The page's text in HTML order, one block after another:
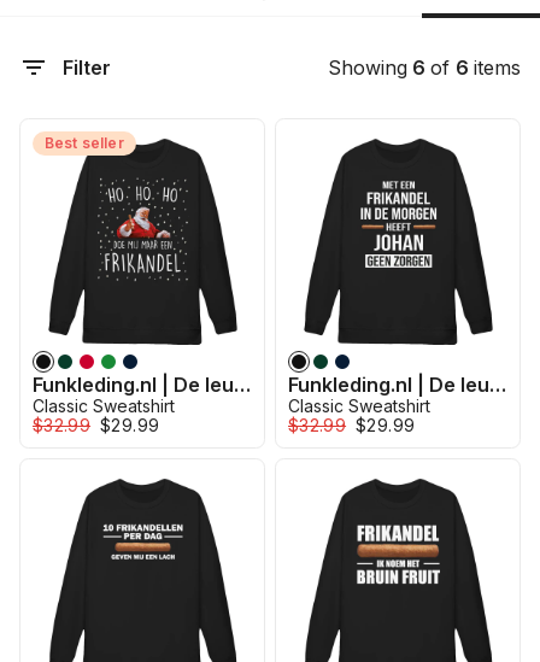
Filter Showing 6 of 6 items
Best seller
Funkleding.nl | De leukste kleding voor jou - Ho Doe Frikandel
Classic Sweatshirt
$32.99 $29.99
Funkleding.nl | De leukste kleding voor jou - Frikandel Zorgen Johan
Classic Sweatshirt
$32.99 $29.99